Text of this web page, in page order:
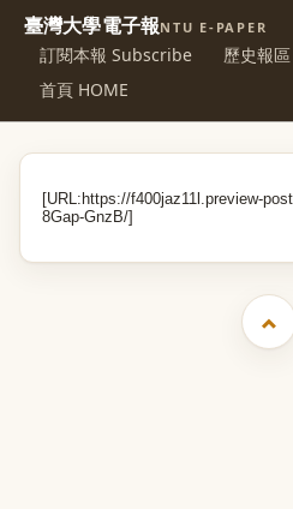
臺灣大學電子報NTU E-PAPER
訂閱本報 Subscribe
歷史報
首頁 HOME
[URL: https://f400jaz11l.preview-
8Gap-GnzB/]